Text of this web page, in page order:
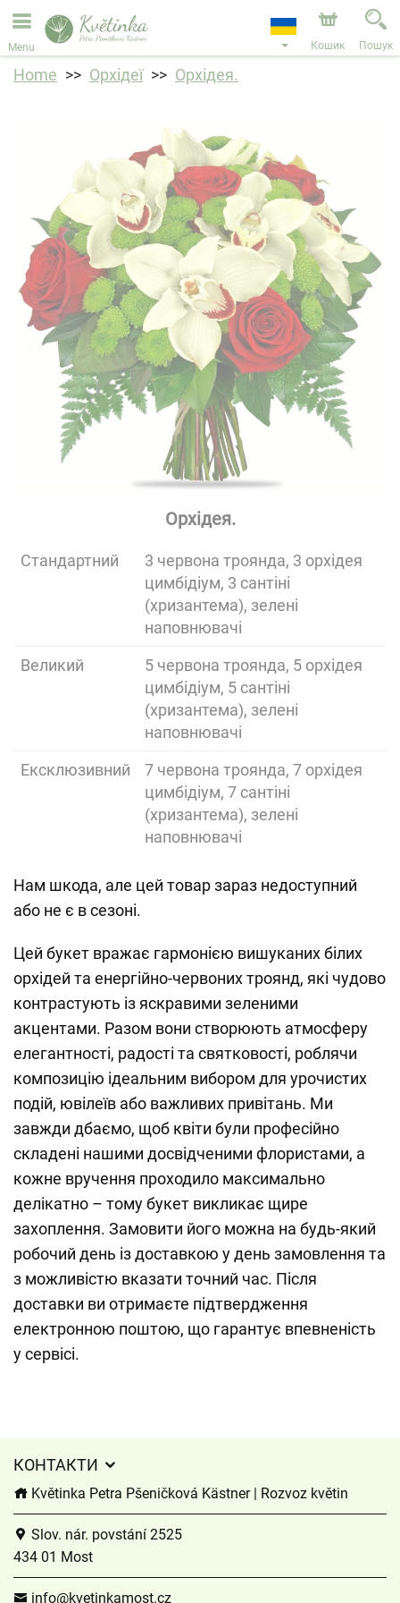
Ми приймаємо замовлення через наш інтернет-
магазин. Найближча можлива дата доставки —
11.08.2026 у зв’язку з відпусткою.
Menu Кошик Пошук
Home Орхідеї Орхідея.
Орхідея.
Cтандартний
3 червона троянда, 3 орхідея
цимбідіум, 3 сантіні
(хризантема), зелені
наповнювачі
Великий
5 червона троянда, 5 орхідея
цимбідіум, 5 сантіні
(хризантема), зелені
наповнювачі
Ексклюзивний
7 червона троянда, 7 орхідея
цимбідіум, 7 сантіні
(хризантема), зелені
наповнювачі
Нам шкода, але цей товар зараз недоступний
або не є в сезоні.
Цей букет вражає гармонією вишуканих білих
орхідей та енергійно-червоних троянд, які чудово
контрастують із яскравими зеленими
акцентами. Разом вони створюють атмосферу
елегантності, радості та святковості, роблячи
композицію ідеальним вибором для урочистих
подій, ювілеїв або важливих привітань. Ми
завжди дбаємо, щоб квіти були професійно
складені нашими досвідченими флористами, а
кожне вручення проходило максимально
делікатно – тому букет викликає щире
захоплення. Замовити його можна на будь-який
робочий день із доставкою у день замовлення та
з можливістю вказати точний час. Після
доставки ви отримаєте підтвердження
електронною поштою, що гарантує впевненість
у сервісі.
КОНТАКТИ
Květinka Petra Pšeničková Kästner | Rozvoz květin
Slov. nár. povstání 2525
434 01 Most
info@kvetinkamost.cz